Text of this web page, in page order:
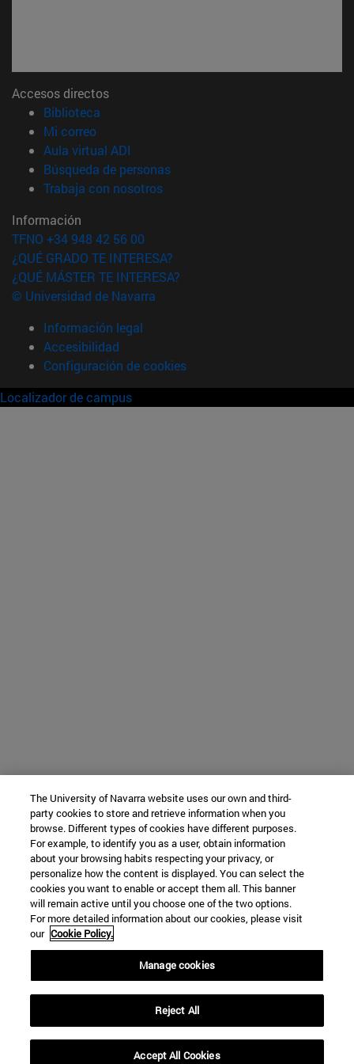
Accesos directos
Biblioteca
Mi correo(abre en nueva ventana)
Aula virtual ADI
Búsqueda de personas(abre en nueva ventana)
Trabaja con nosotros(abre en nueva ventana)
Información
TFNO +34 948 42 56 00
¿QUÉ GRADO TE INTERESA?
¿QUÉ MÁSTER TE INTERESA?
© Universidad de Navarra
Información legal
Accesibilidad
Configuración de cookies
Localizador de campus
The University of Navarra website uses our own and third-
party cookies to store and retrieve information when you
browse. Different types of cookies have different purposes.
For example, to identify you as a user, obtain information
about your browsing habits respecting your privacy, or
personalize how the content is displayed. You can select the
cookies you want to enable or accept them all. This banner
will remain active until you choose one of the two options.
For more detailed information about our cookies, please visit
our Cookie Policy.
Manage cookies
Reject All
Accept All Cookies